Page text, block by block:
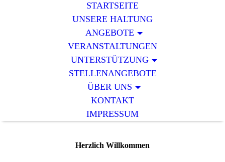
STARTSEITE
UNSERE HALTUNG
ANGEBOTE
VERANSTALTUNGEN
UNTERSTÜTZUNG
STELLENANGEBOTE
ÜBER UNS
KONTAKT
IMPRESSUM
Herzlich Willkommen